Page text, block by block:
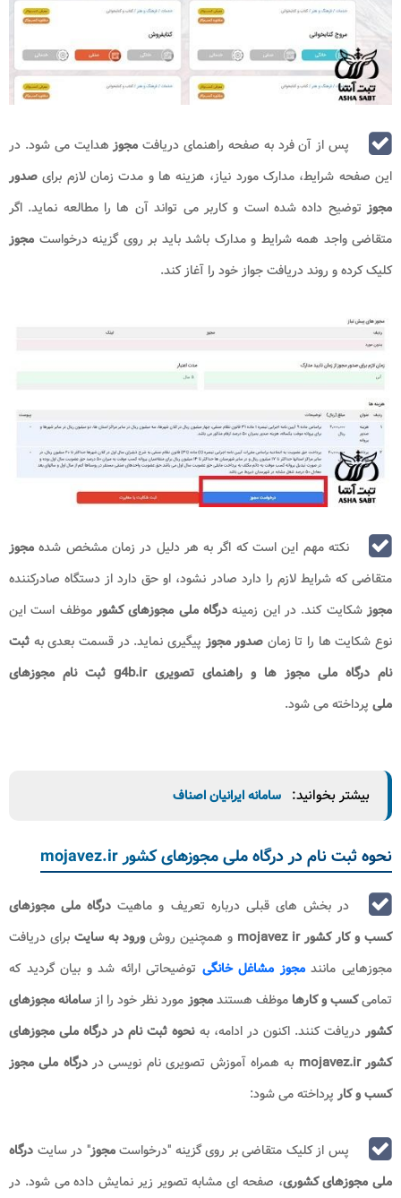
پس از آن فرد به صفحه راهنمای دریافت مجوزهدایت می شود. در
این صفحه شرایط، مدارک مورد نیاز، هزینه ها و مدت زمان لازم برای صدور
مجوزتوضیح داده شده است و کاربر می تواند آن ها را مطالعه نماید. اگر
متقاضی واجد همه شرایط و مدارک باشد باید بر روی گزینه درخواست مجوز
کلیک کرده و روند دریافت جواز خود را آغاز کند.
نکته مهم این است که اگر به هر دلیل در زمان مشخص شده مجوز
متقاضی که شرایط لازم را دارد صادر نشود، او حق دارد از دستگاه صادرکننده
مجوزشکایت کند. در این زمینه درگاه ملی مجوزهای کشورموظف است این
نوع شکایت ها را تا زمان صدور مجوزپیگیری نماید. در قسمت بعدی به ثبت
نام درگاه ملی مجوز ها و راهنمای تصویری g4b.ir ثبت نام مجوزهای
ملی پرداخته می شود.
بیشتر بخوانید: سامانه ایرانیان اصناف
نحوه ثبت نام در درگاه ملی مجوزهای کشور mojavez.ir
در بخش های قبلی درباره تعریف و ماهیت درگاه ملی مجوزهای
کسب و کار کشور mojavez ir و همچنین روش ورود به سایت برای دریافت
مجوزهایی مانندمجوز مشاغل خانگی توضیحاتی ارائه شد و بیان گردید که
تمامیکسب و کارها موظف هستندمجوزمورد نظر خود را ازسامانه مجوزهای
کشوردریافت کنند. اکنون در ادامه، بهنحوه ثبت نام در درگاه ملی مجوزهای
کشور mojavez.ir
به همراه آموزش تصویری نام نویسی دردرگاه ملی مجوز
کسب و کارپرداخته می شود:
پس از کلیک متقاضی بر روی گزینه "درخواستمجوز" در سایت درگاه
ملی مجوزهای کشوری، صفحه ای مشابه تصویر زیر نمایش داده می شود. در